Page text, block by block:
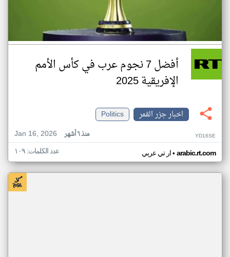
أفضل 7 نجوم عرب في كأس الأمم
الإفريقية 2025
اخبار جزر القمر
Politics
Jan 16, 2026
منذ ٦ أشهر YD16SE
ار تي عربي• arabic.rt.com عدد الكلمات: ١٠٩